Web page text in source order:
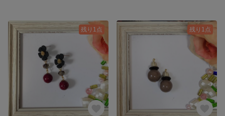
残り1点 残り1点